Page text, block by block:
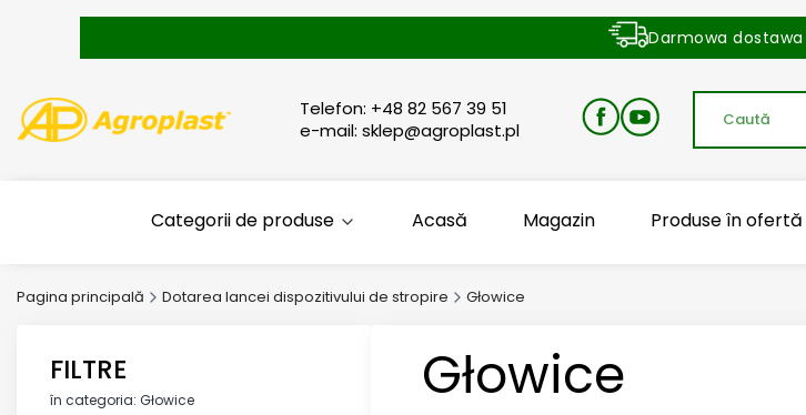
Darmowa dostawa
Telefon: +48 82 567 39 51
e-mail: sklep@agroplast.pl
Categorii de produse Acasă Magazin Produse în ofertă
Pagina principală Dotarea lancei dispozitivului de stropire Głowice
FILTRE
în categoria: Głowice Głowice